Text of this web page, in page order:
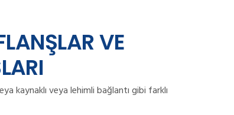
VE
kaynaklı veya lehimli bağlantı gibi farklı